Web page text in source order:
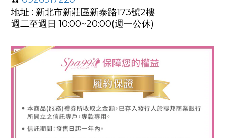
地址 : 新北市新莊區新泰路173號2樓
週二至週日 10:00~20:00(週一公休)